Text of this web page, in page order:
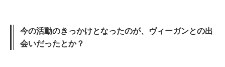
今の活動のきっかけとなったのが、ヴィーガンとの出
会いだったとか？